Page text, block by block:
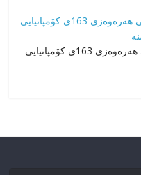
سنە: دەرکردنی کۆی گشتی کرێکارانی هەرەوەزی 163ی کۆمپانیایی